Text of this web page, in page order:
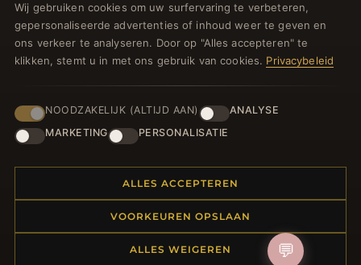
Wij gebruiken cookies om uw surfervaring te verbeteren,
gepersonaliseerde advertenties of inhoud weer te geven en
ons verkeer te analyseren. Door op "Alles accepteren" te
klikken, stemt u in met ons gebruik van cookies. Privacybeleid
NOODZAKELIJK (ALTIJD AAN)
ANALYSE
MARKETING
PERSONALISATIE
ALLES ACCEPTEREN
VOORKEUREN OPSLAAN
ALLES WEIGEREN
Nieuwe producten
Specials
Blog
Beoordelingen
Inloggen
BETAALMETHODEN
© 2012–2026Bedelsoutlet.nl . Alle rechten
voorbehouden.
💬